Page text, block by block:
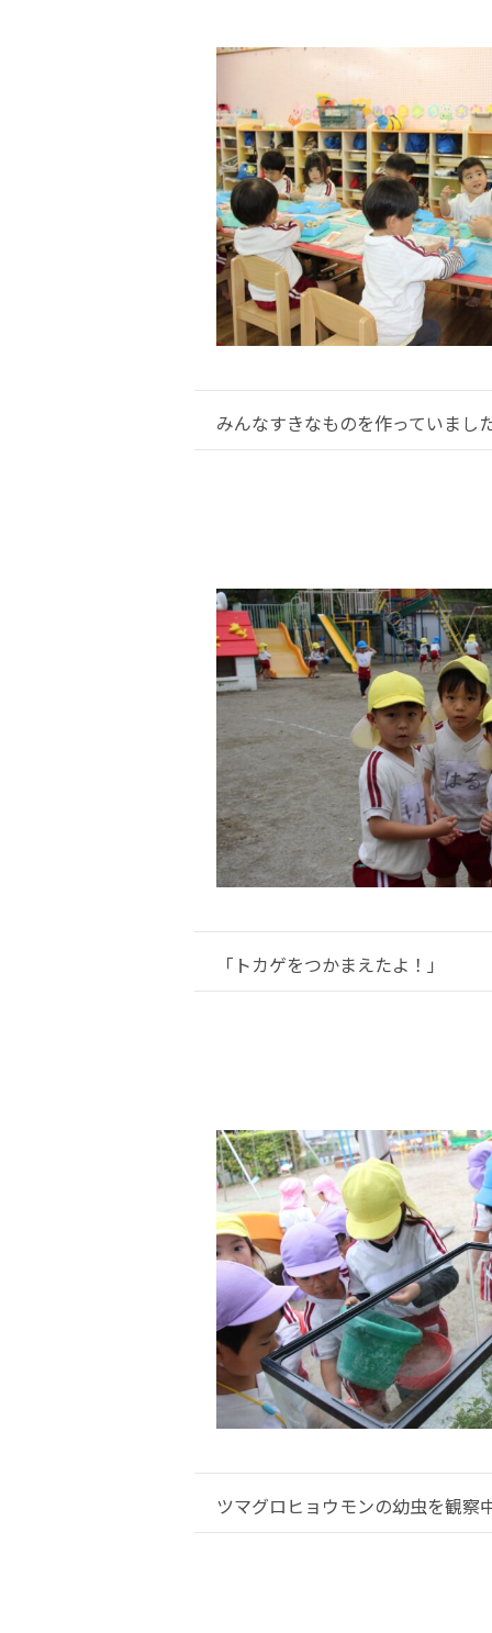
みんなすきなものを作っていまし
「トカゲをつかまえたよ！」
ツマグロヒョウモンの幼虫を観察